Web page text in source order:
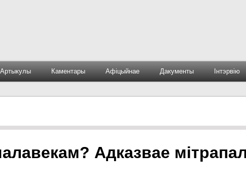
Артыкулы Каментары Афіцыйнае Дакументы Інтэрвію
Адказвае